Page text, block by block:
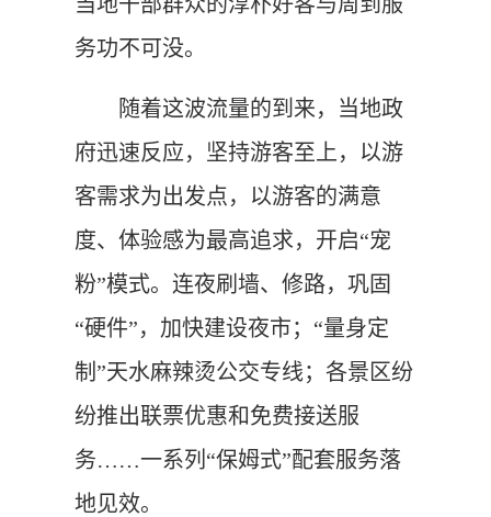
务功不可没。
随着这波流量的到来，当地政
府迅速反应，坚持游客至上，以游
客需求为出发点，以游客的满意
度、体验感为最高追求，开启“宠
粉”模式。连夜刷墙、修路，巩固
“硬件”，加快建设夜市；“量身定
制”天水麻辣烫公交专线；各景区纷
纷推出联票优惠和免费接送服
务……一系列“保姆式”配套服务落
地见效。